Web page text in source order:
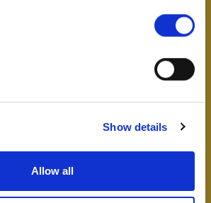
Show details
Allow all
vahingoittaa muita
heikommassa
olevia ryhmiä tai
Rokotuksella
niitä ei ole olemassa.
tarpeettomuus rokotukset ovat